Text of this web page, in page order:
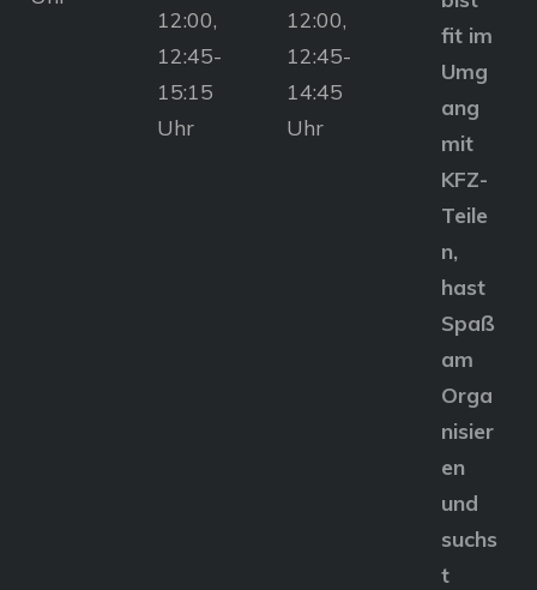
12:00,
12:45-
15:15
Uhr
12:00,
12:45-
14:45
Uhr
fit im
Umg
ang
mit
KFZ-
Teile
n,
hast
Spaß
am
Orga
nisier
en
und
suchs
t